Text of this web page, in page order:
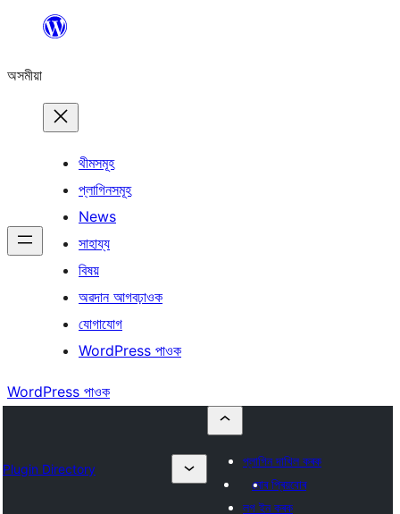
বিষয়বস্তুলৈ
অসমীয়া
থীমসমূহ
প্লাগিনসমূহ
News
সাহায্য
বিষয়
অৱদান আগবঢ়াওক
যোগাযোগ
WordPress পাওক
WordPress পাওক
Plugin Directory
প্লাগিন দাখিল কৰক
মোৰ প্ৰিয়বোৰ
লগ ইন কৰক